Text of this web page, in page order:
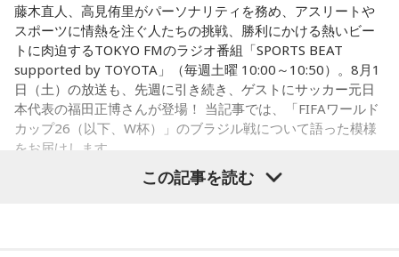
藤木直人、高見侑里がパーソナリティを務め、アスリートや
スポーツに情熱を注ぐ人たちの挑戦、勝利にかける熱いビー
トに肉迫するTOKYO FMのラジオ番組「SPORTS BEAT
supported by TOYOTA」（毎週土曜 10:00～10:50）。8月1
日（土）の放送も、先週に引き続き、ゲストにサッカー元日
本代表の福田正博さんが登場！ 当記事では、「FIFAワールド
カップ26（以下、W杯）」のブラジル戦について語った模様
をお届けします。
この記事を読む